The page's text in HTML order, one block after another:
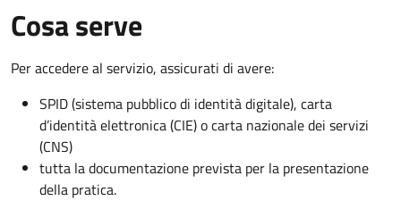
Cosa serve
Per accedere al servizio, assicurati di avere:
SPID (sistema pubblico di identità digitale), carta
d’identità elettronica (CIE) o carta nazionale dei servizi
(CNS)
tutta la documentazione prevista per la presentazione
della pratica.